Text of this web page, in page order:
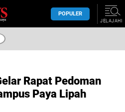
POPULER
JELAJAHI
Rapat Pedoman
Paya Lipah